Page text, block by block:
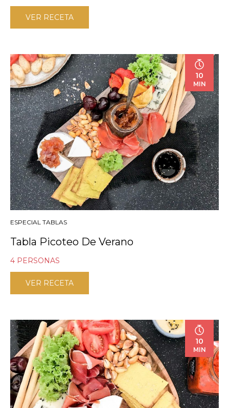
VER RECETA
10
MIN
ESPECIAL TABLAS
Tabla Picoteo De Verano
4 PERSONAS
VER RECETA
10
MIN